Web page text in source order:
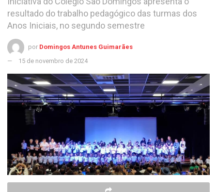
resultado do trabalho pedagógico das turmas dos
Anos Iniciais, no segundo semestre
por Domingos Antunes Guimarães
15 de novembro de 2024